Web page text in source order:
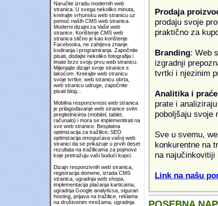
Naručite izradu modernih web
stranica. U svega nekoliko minuta,
kreirajte vrhunsku web stranicu uz
pomoć naših CMS web stranica.
Moderni dizajni za Vaše web
stranice. Korištenje CMS web
stranica slično je kao korištenje
Facebooka, ne zahtjeva znanje
kodiranja i programiranja. Započnite
pisati, dodajte nekoliko fotografija i
imate brzo svoju prvu web stranicu.
Mijenjajte dizajn svoje stranice s
lakoćom. Kreirajte web stranicu
svoje tvrtke, web stranicu obrta,
web stranicu udruge, započnite
pisati blog...
Mobilna responzivnost web stranica
je prilagođavanje web stranice svim
preglednicima (mobitel, tablet,
računalo) i mora se implementirati na
sve web stranice. Besplatna
optimizacija za tražilice; SEO
optimizacija omogućava vašoj web
stranici da se prikazuje u prvih deset
rezultata na tražilicama za pojmove
koje pretražuju vaši budući kupci.
Dizajn responzivnih web stranica,
registracija domene, izrada CMS
stranica, ugradnja web shopa,
implementacija plaćanja karticama,
ugradnja Google analyticsa, siguran
hosting, prijava na tražilice, reklama
na društvenim mrežama, ugradnja
Prodaja
prodaju svoje
praktično za
Branding: Web
izgradnji
tvrtki i njezinim
Analitika i
prate i
poboljšaju svoje
Sve u svemu,
konkurentne na
na najučinkovitiji
Link na našu
POSEBNA